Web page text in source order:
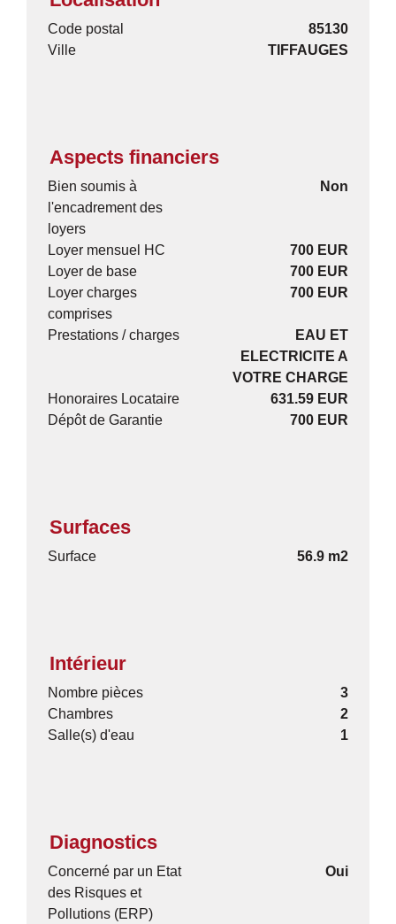
Code postal
85130
Ville
TIFFAUGES
Aspects financiers
Bien soumis à
l'encadrement des
loyers
Non
Loyer mensuel HC
700 EUR
Loyer de base
700 EUR
Loyer charges
comprises
700 EUR
Prestations / charges
EAU ET
ELECTRICITE A
VOTRE CHARGE
Honoraires Locataire
631.59 EUR
Dépôt de Garantie
700 EUR
Surfaces
Surface 56.9 m2
Intérieur
Nombre pièces
3
Chambres
2
Salle(s) d'eau
1
Diagnostics
Concerné par un Etat
des Risques et
Pollutions (ERP)
Oui